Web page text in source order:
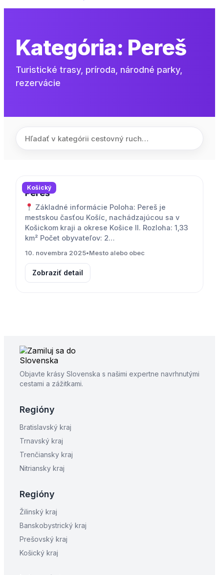
Kategória: Pereš
Turistické trasy, príroda, národné parky,
rezervácie
Košický
Pereš
Základné informácie Poloha: Pereš je
mestskou časťou Košíc, nachádzajúcou sa v
Košickom kraji a okrese Košice II. Rozloha: 1,33
km² Počet obyvateľov: 2…
10. novembra 2025•Mesto alebo obec
Zobraziť detail
Objavte krásy Slovenska s našimi expertne navrhnutými
cestami a zážitkami.
Regióny
Bratislavský kraj
Trnavský kraj
Trenčiansky kraj
Nitriansky kraj
Regióny
Žilinský kraj
Banskobystrický kraj
Prešovský kraj
Košický kraj